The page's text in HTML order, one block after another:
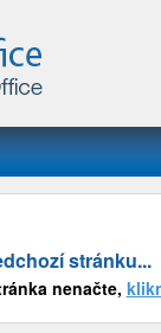
stránku...
nenačte,